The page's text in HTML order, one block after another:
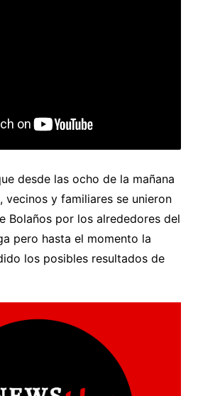
desde las ocho de la mañana
vecinos y familiares se unieron
Bolaños por los alrededores del
pero hasta el momento la
los posibles resultados de